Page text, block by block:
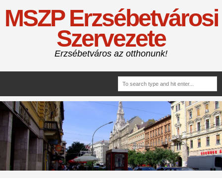
MSZP Erzsébetvárosi
Szervezete
Erzsébetváros az otthonunk!